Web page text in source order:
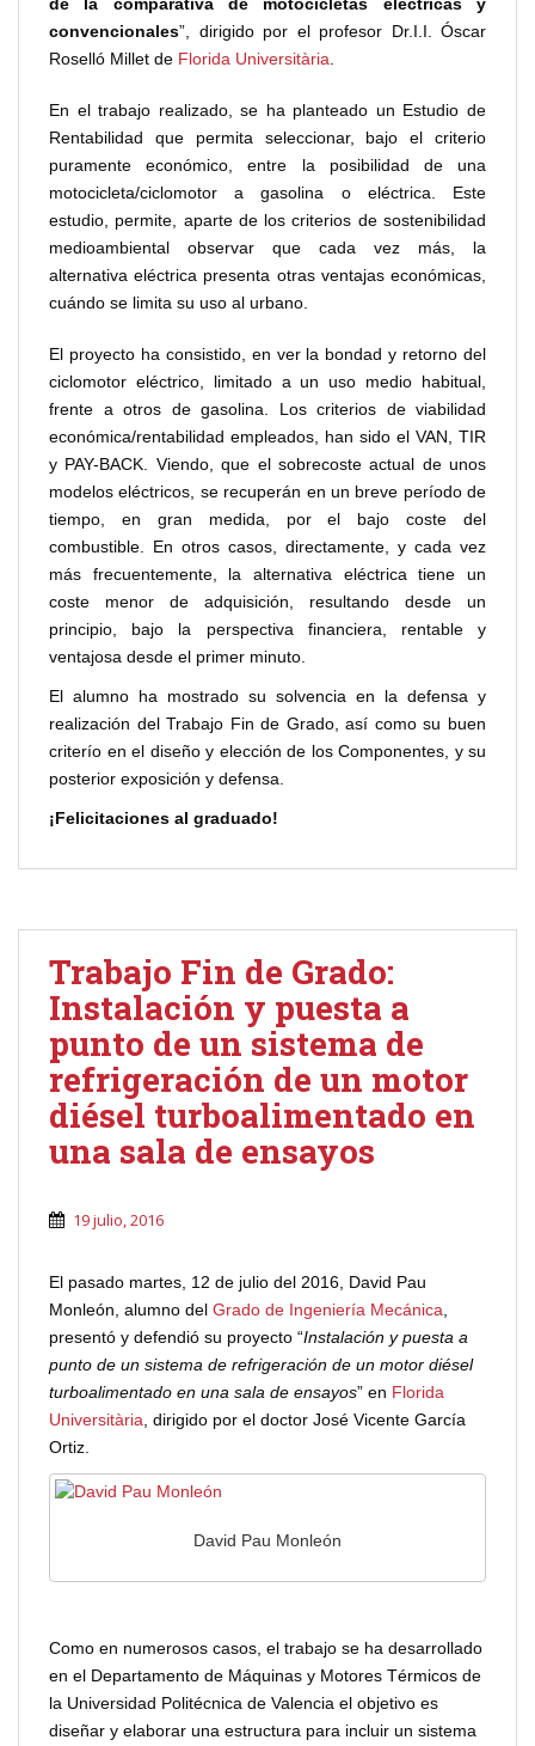
de la comparativa de motocicletas eléctricas y
convencionales”, dirigido por el profesor Dr.I.I. Óscar
Roselló Millet de Florida Universitària.
En el trabajo realizado, se ha planteado un Estudio de
Rentabilidad que permita seleccionar, bajo el criterio
puramente económico, entre la posibilidad de una
motocicleta/ciclomotor a gasolina o eléctrica. Este
estudio, permite, aparte de los criterios de sostenibilidad
medioambiental observar que cada vez más, la
alternativa eléctrica presenta otras ventajas económicas,
cuándo se limita su uso al urbano.
El proyecto ha consistido, en ver la bondad y retorno del
ciclomotor eléctrico, limitado a un uso medio habitual,
frente a otros de gasolina. Los criterios de viabilidad
económica/rentabilidad empleados, han sido el VAN, TIR
y PAY-BACK. Viendo, que el sobrecoste actual de unos
modelos eléctricos, se recuperán en un breve período de
tiempo, en gran medida, por el bajo coste del
combustible. En otros casos, directamente, y cada vez
más frecuentemente, la alternativa eléctrica tiene un
coste menor de adquisición, resultando desde un
principio, bajo la perspectiva financiera, rentable y
ventajosa desde el primer minuto.
El alumno ha mostrado su solvencia en la defensa y
realización del Trabajo Fin de Grado, así como su buen
criterío en el diseño y elección de los Componentes, y su
posterior exposición y defensa.
¡Felicitaciones al graduado!
Trabajo Fin de Grado:
Instalación y puesta a
punto de un sistema de
refrigeración de un motor
diésel turboalimentado en
una sala de ensayos
19 julio, 2016
El pasado martes, 12 de julio del 2016, David Pau
Monleón, alumno del Grado de Ingeniería Mecánica,
presentó y defendió su proyecto “Instalación y puesta a
punto de un sistema de refrigeración de un motor diésel
turboalimentado en una sala de ensayos” en Florida
Universitària, dirigido por el doctor José Vicente García
Ortiz.
David Pau Monleón
Como en numerosos casos, el trabajo se ha desarrollado
en el Departamento de Máquinas y Motores Térmicos de
la Universidad Politécnica de Valencia el objetivo es
diseñar y elaborar una estructura para incluir un sistema